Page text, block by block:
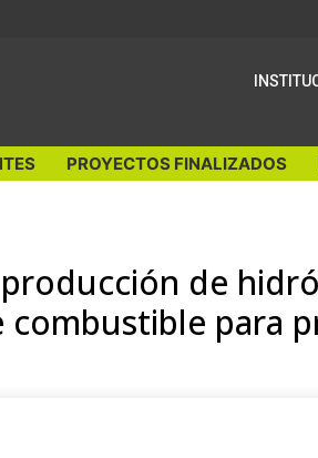
PROYECTOS FINALIZADOS
producción de
combustible para